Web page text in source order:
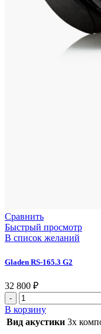
Сравнить
Быстрый просмотр
В список желаний
Gladen RS-165.3 G2
32 800 ₽
Количество
товара
Gladen
RS-
В корзину
Вид акустики 3х